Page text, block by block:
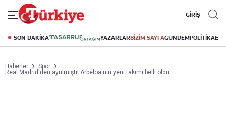
GİRİŞ
SON DAKİKA YAZARLARBİZİM SAYFAGÜNDEMPOLİTİKA
Haberler
Spor
Real Madrid'den ayrılmıştı! Arbeloa'nın yeni takımı belli oldu